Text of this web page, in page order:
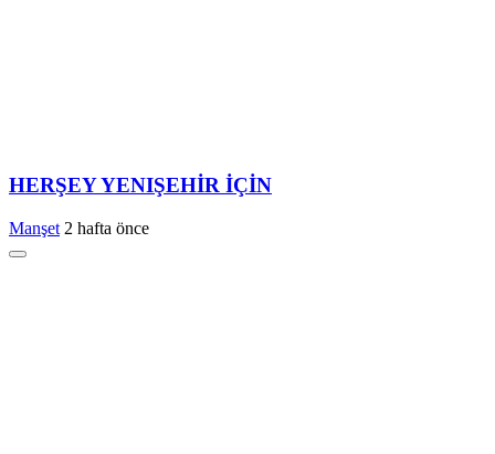
HERŞEY YENIŞEHİR İÇİN
Manşet 2 hafta önce